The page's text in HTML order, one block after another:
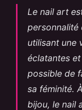
Le nail art
personnalité
utilisant une
éclatantes
possible de
sa féminité.
bijou, le nail